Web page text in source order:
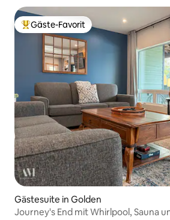
Beliebter Gäste-Favorit.
Gäste-Favorit
Gästesuite in Golden
Journey's End mit Whirlpool, Sauna